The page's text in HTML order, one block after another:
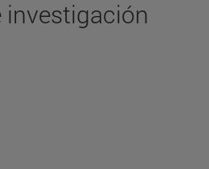
investigación